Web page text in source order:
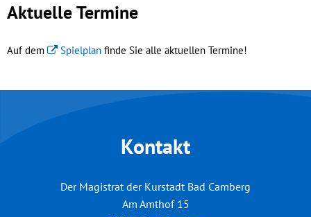
Aktuelle Termine
Auf dem Spielplanfinde Sie alle aktuellen Termine!
Kontakt
Der Magistrat der Kurstadt Bad Camberg
Am Amthof 15